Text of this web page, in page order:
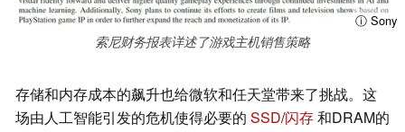
ⓘ Sony
索尼财务报表详述了游戏主机销售策略
存储和内存成本的飙升也给微软和任天堂带来了挑战。这
场由人工智能引发的危机使得必要的 SSD/闪存和DRAM的